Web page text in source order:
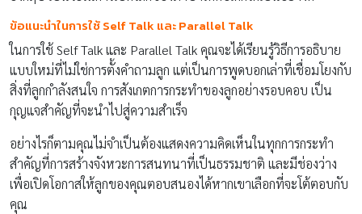
ข้อแนะนำในการใช้ Self Talk และ Parallel Talk
ในการใช้ Self Talk และ Parallel Talk คุณจะได้เรียนรู้วิธีการอธิบาย
แบบใหม่ที่ไม่ใช่การตั้งคำถามลูก แต่เป็นการพูดบอกเล่าที่เชื่อมโยงกับ
สิ่งที่ลูกกำลังสนใจ การสังเกตการกระทำของลูกอย่างรอบคอบ เป็น
กุญแจสำคัญที่จะนำไปสู่ความสำเร็จ
อย่างไรก็ตามคุณไม่จำเป็นต้องแสดงความคิดเห็นในทุกการกระทำ
สำคัญที่การสร้างจังหวะการสนทนาที่เป็นธรรมชาติ และมีช่องว่าง
เพื่อเปิดโอกาสให้ลูกของคุณตอบสนองได้หากเขาเลือกที่จะโต้ตอบกับ
คุณ